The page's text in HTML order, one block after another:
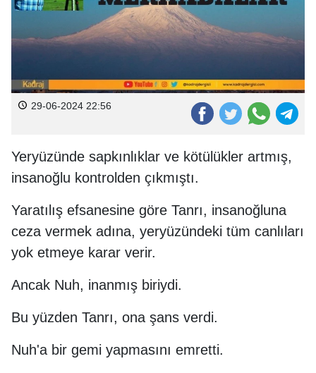
29-06-2024 22:56
Yeryüzünde sapkınlıklar ve kötülükler artmış,
insanoğlu kontrolden çıkmıştı.
Yaratılış efsanesine göre Tanrı, insanoğluna
ceza vermek adına, yeryüzündeki tüm canlıları
yok etmeye karar verir.
Ancak Nuh, inanmış biriydi.
Bu yüzden Tanrı, ona şans verdi.
Nuh'a bir gemi yapmasını emretti.